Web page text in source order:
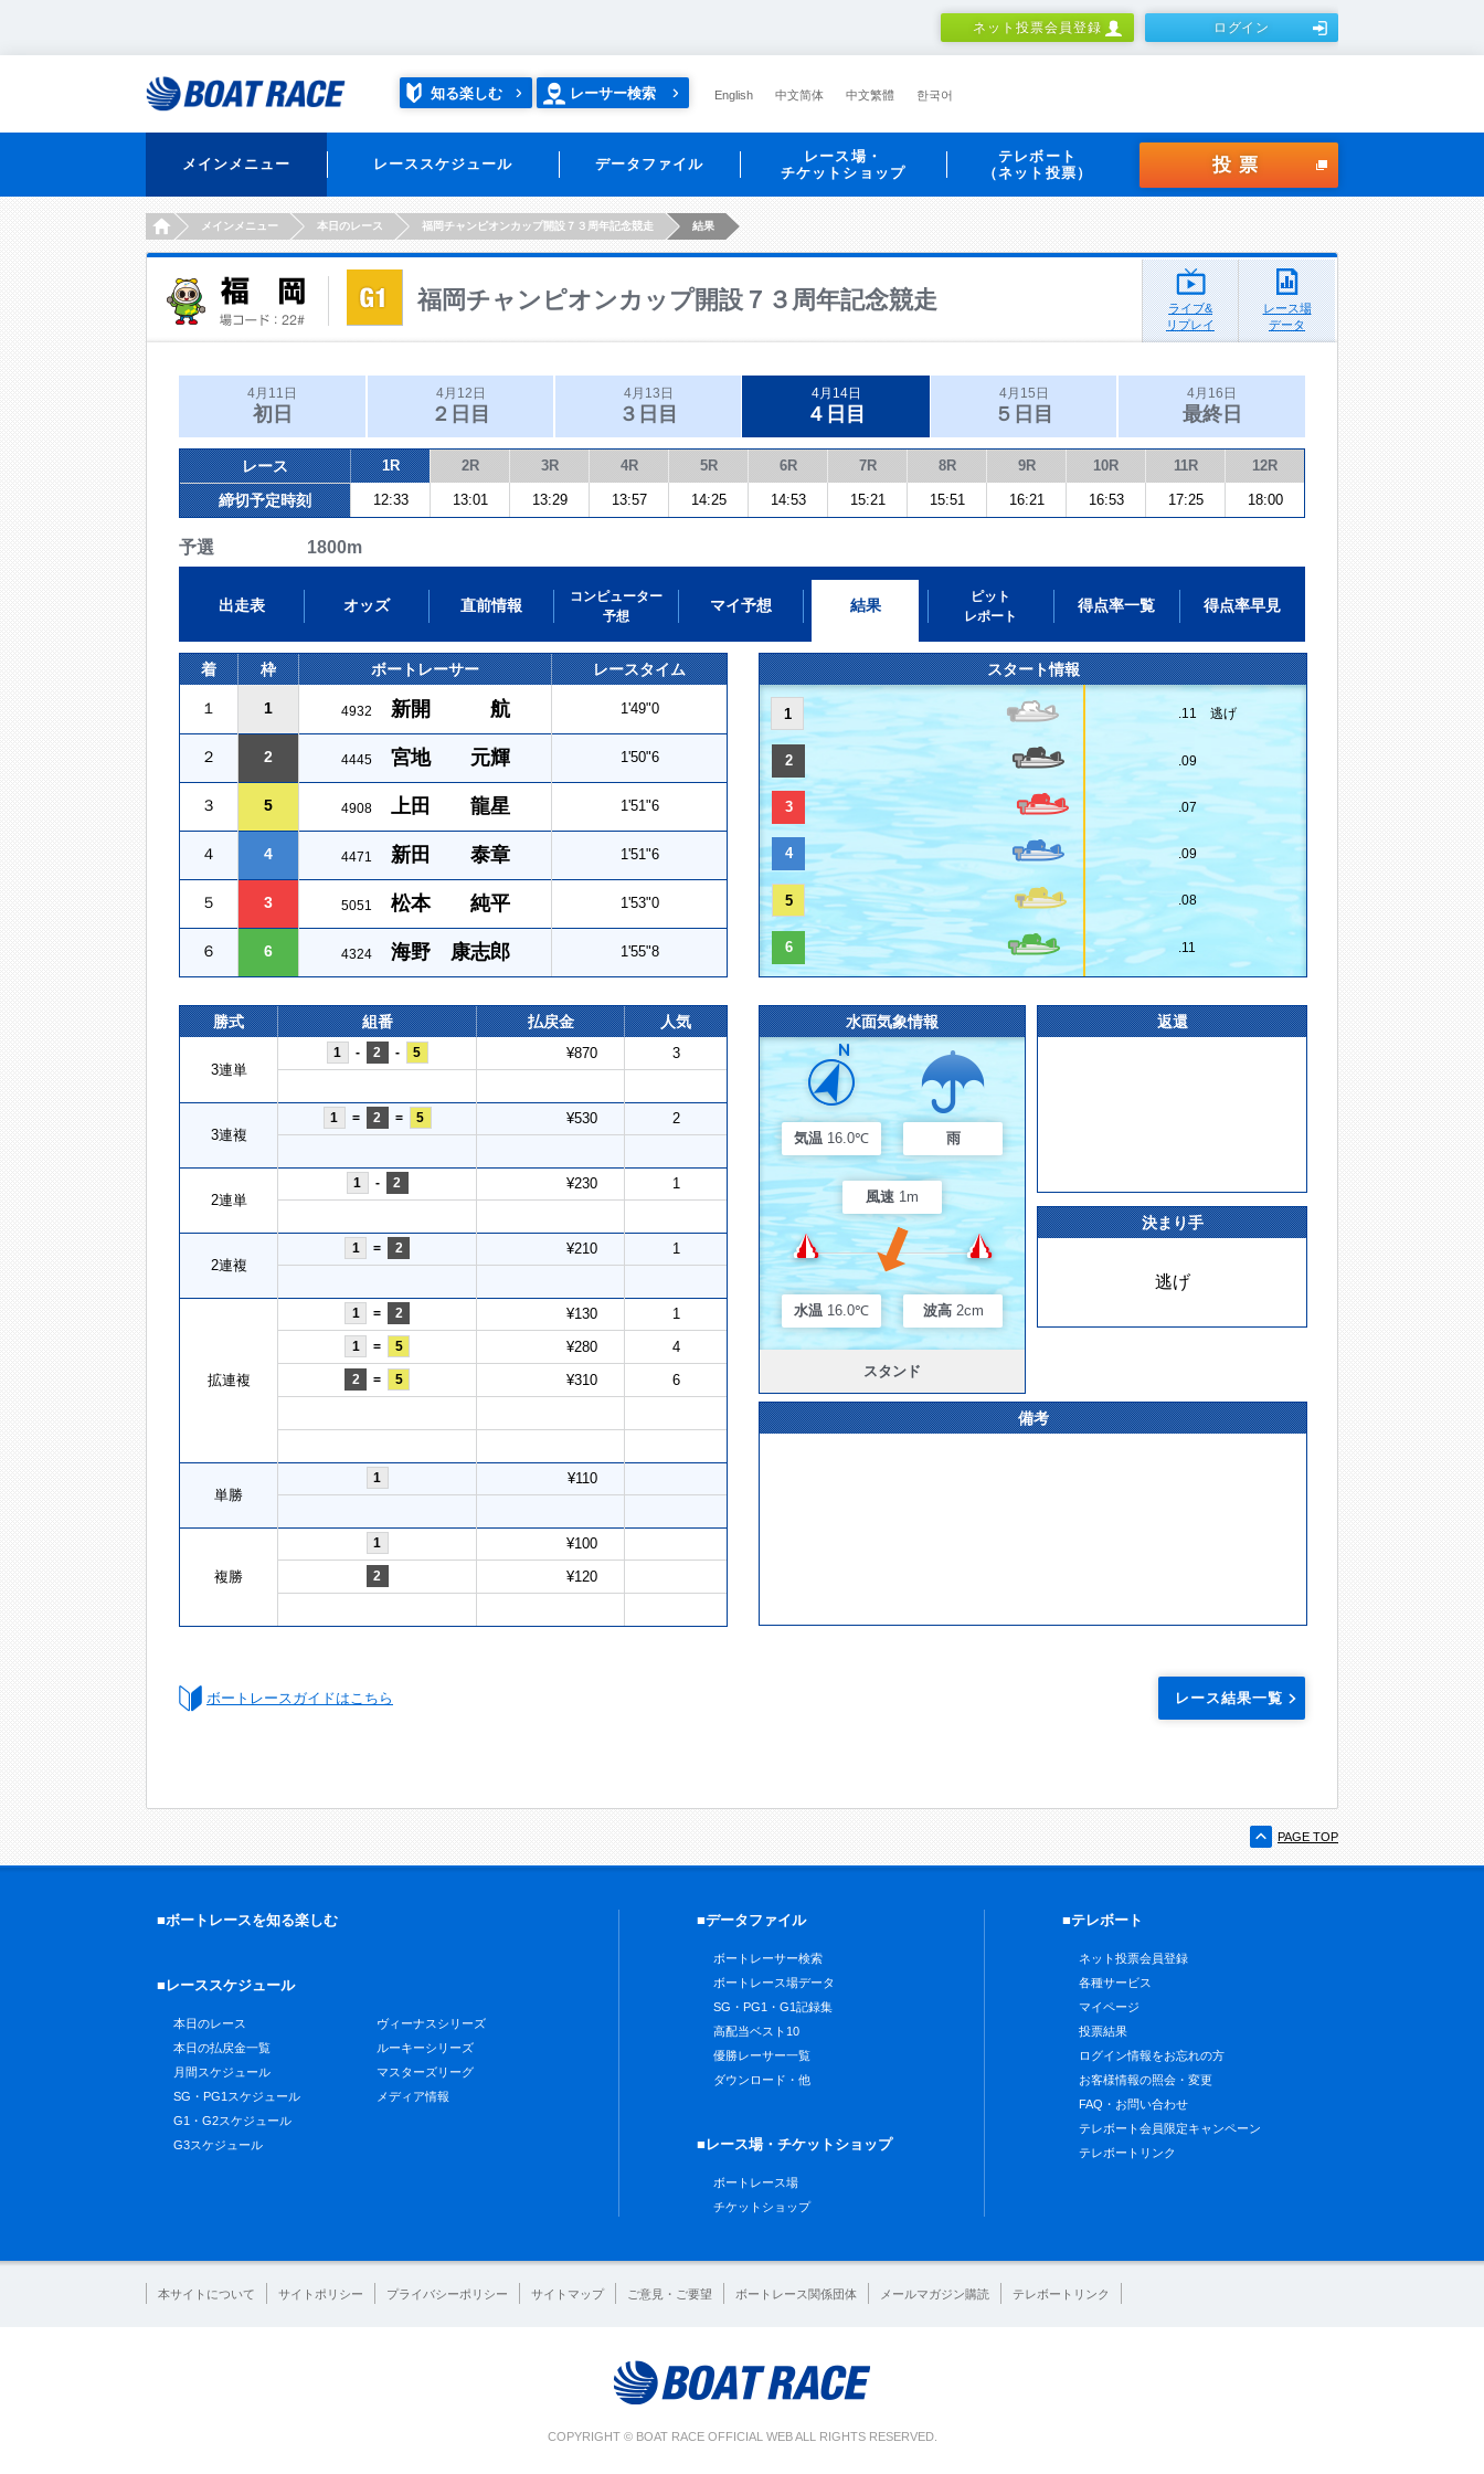
ネット投票会員登録 ログイン
知る楽しむ レーサー検索 English 中文简体 中文繁體 한국어
メインメニュー レーススケジュール データファイル
レース場・
チケットショップ
テレボート
（ネット投票）
投票
HOMEメインメニュー 本日のレース 福岡チャンピオンカップ開設７３周年記念競走 結果
福岡チャンピオンカップ開設７３周年記念競走
ライブ&
リプレイ
レース場
データ
4月11日
初日
4月12日
２日目
4月13日
３日目
4月14日
４日目
4月15日
５日目
4月16日
最終日
レース 1R 2R 3R 4R 5R 6R 7R 8R 9R 10R 11R 12R
締切予定時刻 12:33 13:01 13:29 13:57 14:25 14:53 15:21 15:51 16:21 16:53 17:25 18:00
予選 1800m
出走表 オッズ 直前情報
コンピューター
予想
マイ予想 結果
ピット
レポート
得点率一覧 得点率早見
着 枠 ボートレーサー レースタイム
１ 1 4932 新開 航 1'49"0
２ 2 4445 宮地 元輝 1'50"6
３ 5 4908 上田 龍星 1'51"6
４ 4 4471 新田 泰章 1'51"6
５ 3 5051 松本 純平 1'53"0
６ 6 4324 海野 康志郎 1'55"8
スタート情報
1 .11 逃げ
2 .09
3 .07
4 .09
5 .08
6 .11
勝式 組番 払戻金 人気
3連単
1 - 2 - 5 ¥870 3
3連複
1 = 2 = 5 ¥530 2
2連単
1 - 2 ¥230 1
2連複
1 = 2 ¥210 1
拡連複
1 = 2 ¥130 1
1 = 5 ¥280 4
2 = 5 ¥310 6
単勝
1 ¥110
複勝
1 ¥100
2 ¥120
水面気象情報
気温 16.0℃ 雨
風速 1m
水温 16.0℃ 波高 2cm
スタンド
返還
決まり手
逃げ
備考
ボートレースガイドはこちら レース結果一覧
PAGE TOP
■ボートレースを知る楽しむ
■レーススケジュール
本日のレース
本日の払戻金一覧
月間スケジュール
SG・PG1スケジュール
G1・G2スケジュール
G3スケジュール
ヴィーナスシリーズ
ルーキーシリーズ
マスターズリーグ
メディア情報
■データファイル
ボートレーサー検索
ボートレース場データ
SG・PG1・G1記録集
高配当ベスト10
優勝レーサー一覧
ダウンロード・他
■レース場・チケットショップ
ボートレース場
チケットショップ
■テレボート
ネット投票会員登録
各種サービス
マイページ
投票結果
ログイン情報をお忘れの方
お客様情報の照会・変更
FAQ・お問い合わせ
テレボート会員限定キャンペーン
テレボートリンク
本サイトについて サイトポリシー プライバシーポリシー サイトマップ ご意見・ご要望 ボートレース関係団体 メールマガジン購読 テレボートリンク
COPYRIGHT © BOAT RACE OFFICIAL WEB ALL RIGHTS RESERVED.